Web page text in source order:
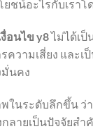
ชน์อะไรกับเราโด
อนไข y8ไม่ได้เป็
ความเสี่ยง และเ
มั่นคง
ในระดับลึกขึ้น ว่
กลายเป็นปัจจัยส